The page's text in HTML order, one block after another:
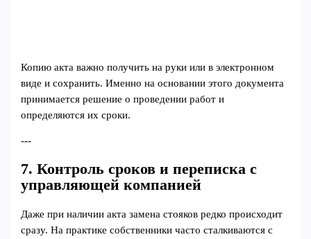
Копию акта важно получить на руки или в электронном
виде и сохранить. Именно на основании этого документа
принимается решение о проведении работ и
определяются их сроки.
---
7. Контроль сроков и переписка с
управляющей компанией
Даже при наличии акта замена стояков редко происходит
сразу. На практике собственники часто сталкиваются с